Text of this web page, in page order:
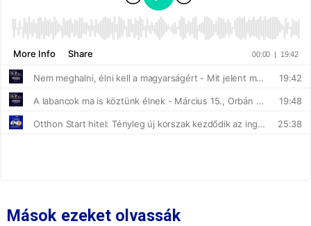
Mások ezeket olvassák